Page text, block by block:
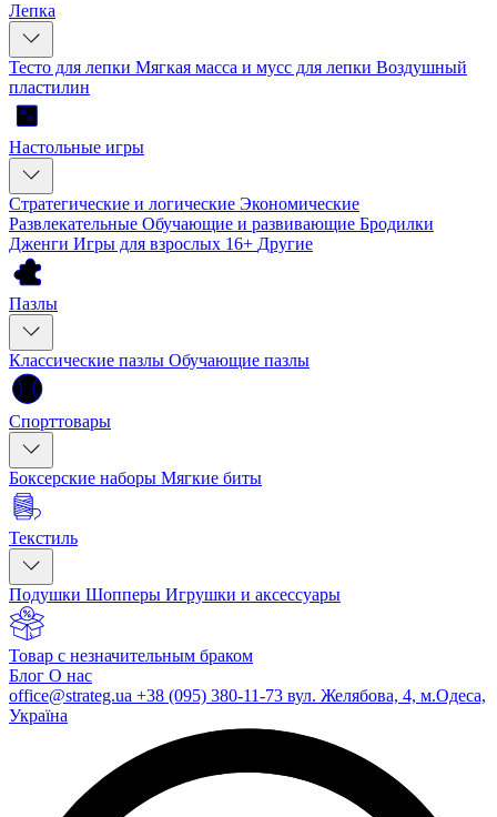
Лепка
Тесто для лепки Мягкая масса и мусс для лепки Воздушный
пластилин
Настольные игры
Стратегические и логические Экономические
Развлекательные Обучающие и развивающие Бродилки
Дженги Игры для взрослых 16+ Другие
Пазлы
Классические пазлы Обучающие пазлы
Спорттовары
Боксерские наборы Мягкие биты
Текстиль
Подушки Шопперы Игрушки и аксессуары
Товар с незначительным браком
Блог О нас
office@strateg.ua +38 (095) 380-11-73 вул. Желябова, 4, м.Одеса,
Україна